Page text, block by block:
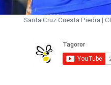
Santa Cruz Cuesta Piedra |